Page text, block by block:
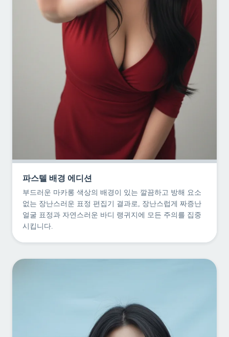
파스텔 배경 에디션
부드러운 마카롱 색상의 배경이 있는 깔끔하고 방해 요소
없는 장난스러운 표정 편집기 결과로, 장난스럽게 짜증난
얼굴 표정과 자연스러운 바디 랭귀지에 모든 주의를 집중
시킵니다.